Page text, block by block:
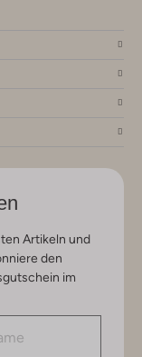
Artikeln und
den
im